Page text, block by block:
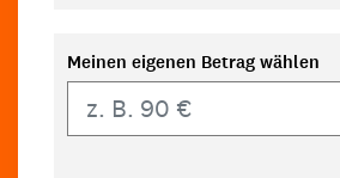
Meinen eigenen Betrag wählen